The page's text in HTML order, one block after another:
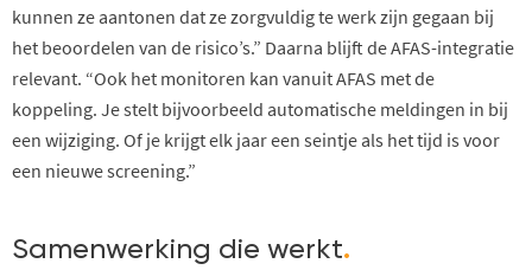
kunnen ze aantonen dat ze zorgvuldig te werk zijn gegaan bij
het beoordelen van de risico’s.” Daarna blijft de AFAS-integratie
relevant. “Ook het monitoren kan vanuit AFAS met de
koppeling. Je stelt bijvoorbeeld automatische meldingen in bij
een wijziging. Of je krijgt elk jaar een seintje als het tijd is voor
een nieuwe screening.”
Samenwerking die werkt.